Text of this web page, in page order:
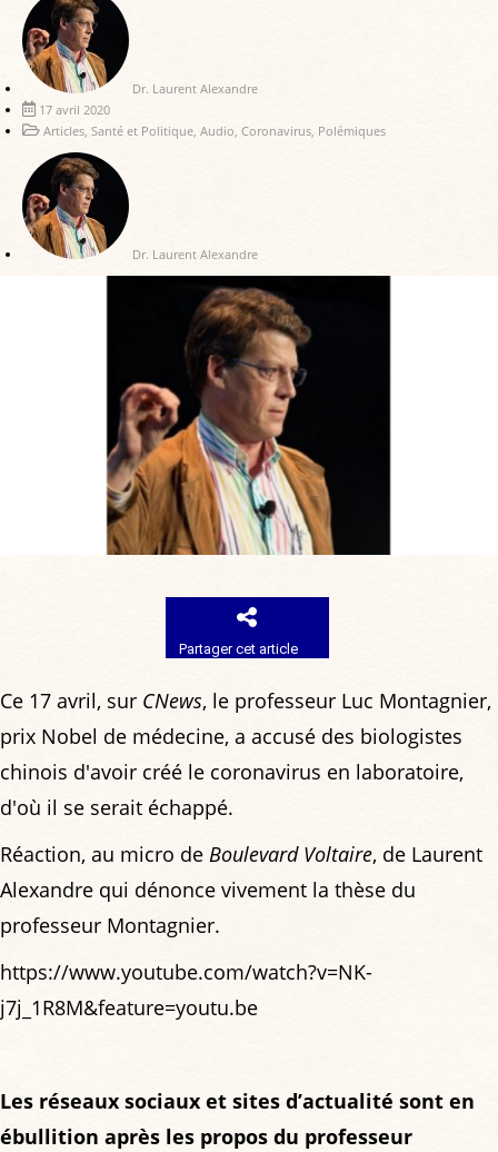
Dr. Laurent Alexandre
17 avril 2020
Articles Santé et Politique Audio Coronavirus Polémiques
Dr. Laurent Alexandre
Partager cet article
Ce 17 avril, sur CNews, le professeur Luc Montagnier,
prix Nobel de médecine, a accusé des biologistes
chinois d'avoir créé le coronavirus en laboratoire,
d'où il se serait échappé.
Réaction, au micro de Boulevard Voltaire, de Laurent
Alexandre qui dénonce vivement la thèse du
professeur Montagnier.
https://www.youtube.com/watch?v=NK-
j7j_1R8M&feature=youtu.be
Les réseaux sociaux et sites d’actualité sont en
ébullition après les propos du professeur